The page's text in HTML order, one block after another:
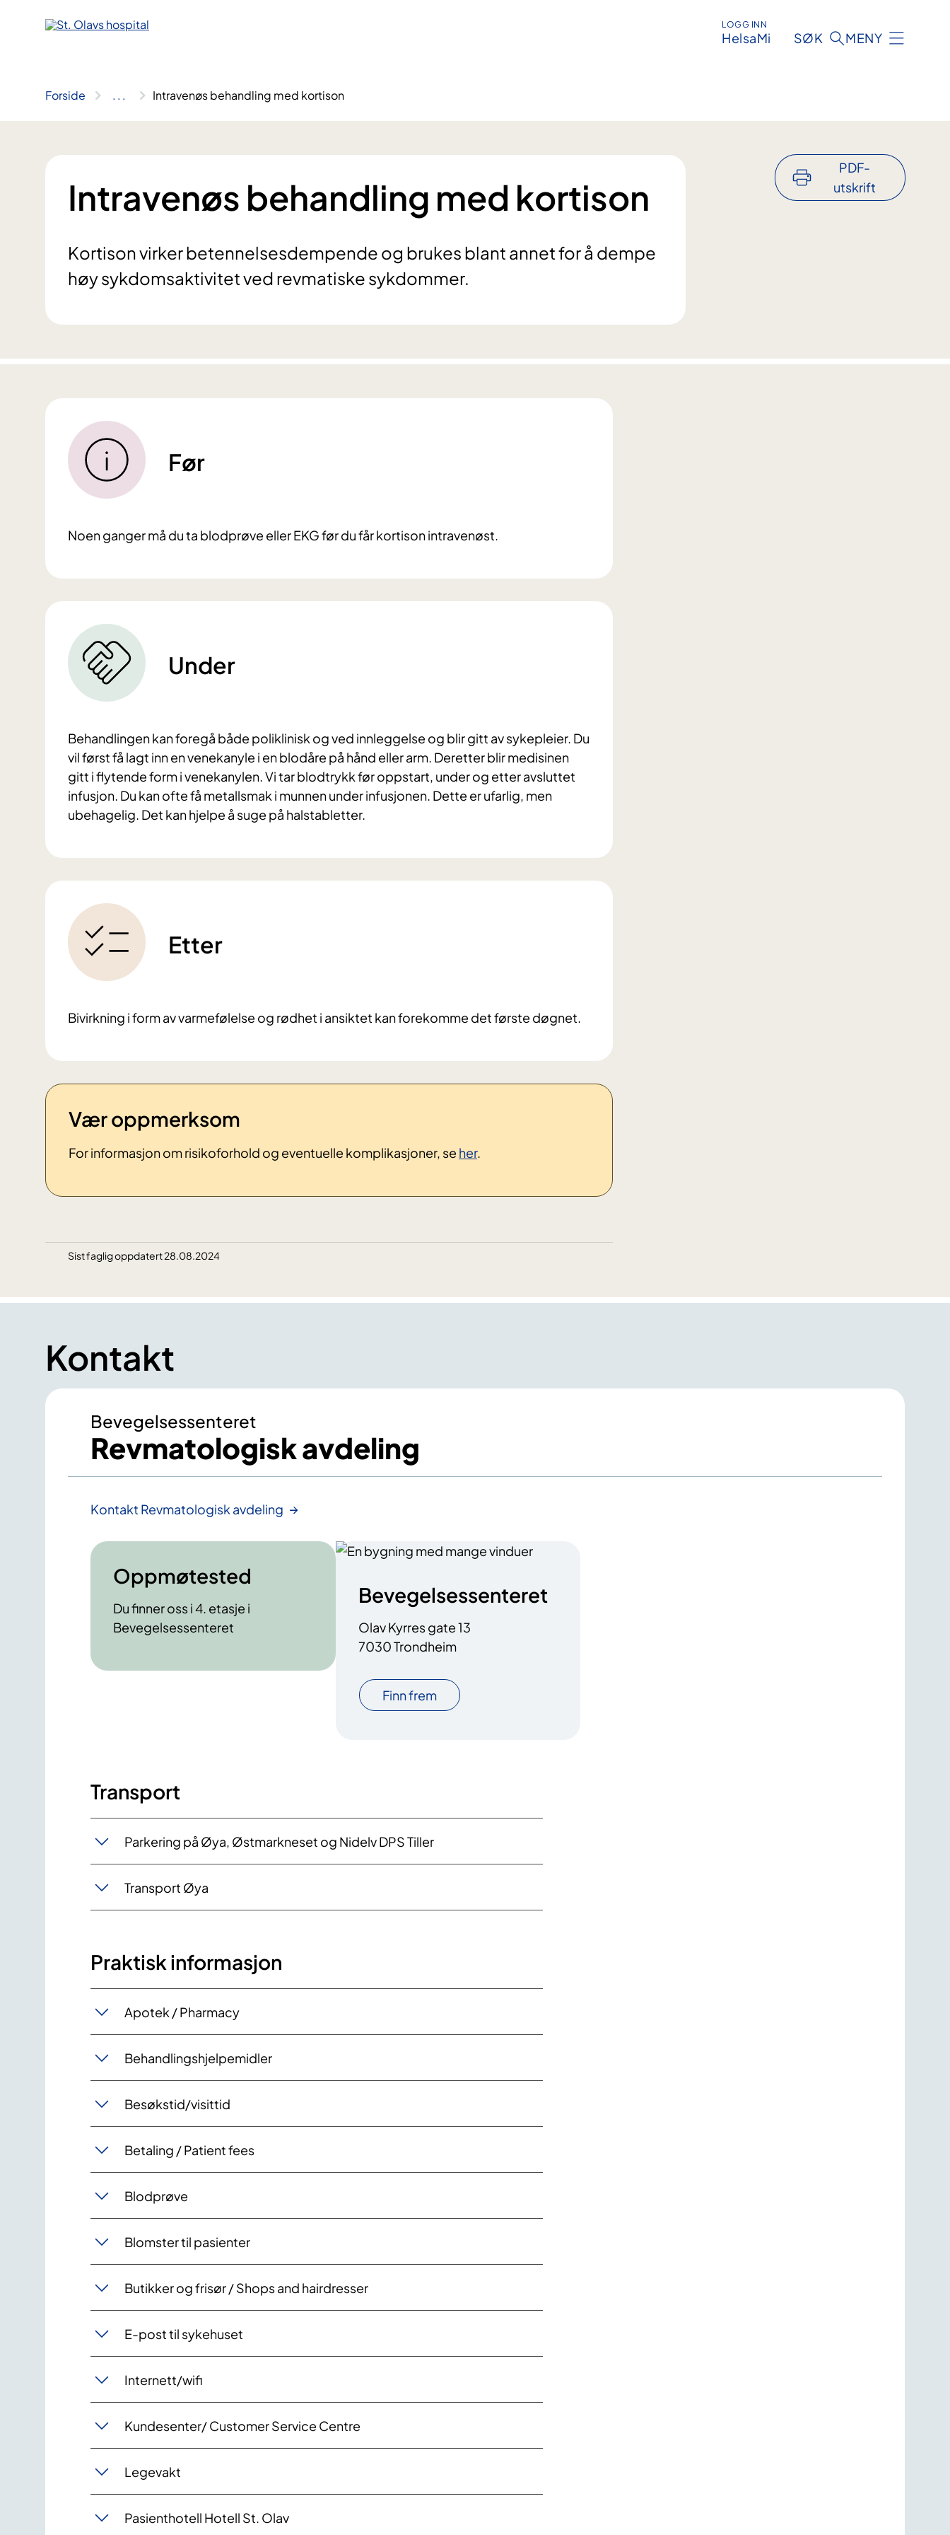
LOGG INN
HelsaMi SØK MENY
Forside .. . Intravenøs behandling med kortison
Intravenøs behandling med kortison
Kortison virker betennelsesdempende og brukes blant annet for å dempe
høy sykdomsaktivitet ved revmatiske sykdommer.
PDF-
utskrift
Før
Noen ganger må du ta blodprøve eller EKG før du får kortison intravenøst.
Under
Behandlingen kan foregå både poliklinisk og ved innleggelse og blir gitt av sykepleier. Du
vil først få lagt inn en venekanyle i en blodåre på hånd eller arm. Deretter blir medisinen
gitt i flytende form i venekanylen. Vi tar blodtrykk før oppstart, under og etter avsluttet
infusjon. Du kan ofte få metallsmak i munnen under infusjonen. Dette er ufarlig, men
ubehagelig. Det kan hjelpe å suge på halstabletter.
Etter
Bivirkning i form av varmefølelse og rødhet i ansiktet kan forekomme det første døgnet.
Vær oppmerksom
For informasjon om risikoforhold og eventuelle komplikasjoner, se her.
Sist faglig oppdatert 28.08.2024
Kontakt
Bevegelsessenteret
Revmatologisk avdeling
Kontakt Revmatologisk avdeling
Oppmøtested
Du finner oss i 4. etasje i
Bevegelsessenteret
Bevegelsessenteret
Olav Kyrres gate 13
7030 Trondheim
Finn frem
Transport
Parkering på Øya, Østmarkneset og Nidelv DPS Tiller
Transport Øya
Praktisk informasjon
Apotek / Pharmacy
Behandlingshjelpemidler
Besøkstid/visittid
Betaling / Patient fees
Blodprøve
Blomster til pasienter
Butikker og frisør / Shops and hairdresser
E-post til sykehuset
Internett/wifi
Kundesenter/ Customer Service Centre
Legevakt
Pasienthotell Hotell St. Olav